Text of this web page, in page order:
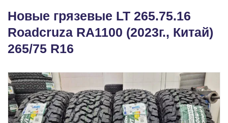
Новые грязевые LT 265.75.16
Roadcruza RA1100 (2023г., Китай)
265/75 R16